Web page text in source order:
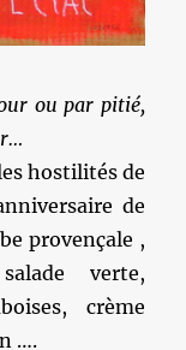
ou par pitié,
hostilités de
de
provençale ,
verte,
crème
….